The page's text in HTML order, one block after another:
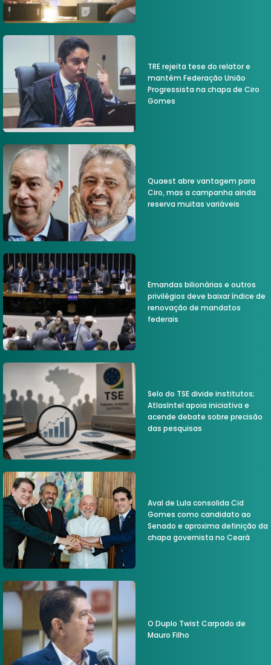
TRE rejeita tese do relator e
mantém Federação União
Progressista na chapa de Ciro
Gomes
Quaest abre vantagem para
Ciro, mas a campanha ainda
reserva muitas variáveis
Emandas bilionárias e outros
privilégios deve baixar índice de
renovação de mandatos
federais
Selo do TSE divide institutos;
AtlasIntel apoia iniciativa e
acende debate sobre precisão
das pesquisas
Aval de Lula consolida Cid
Gomes como candidato ao
Senado e aproxima definição da
chapa governista no Ceará
O Duplo Twist Carpado de
Mauro Filho